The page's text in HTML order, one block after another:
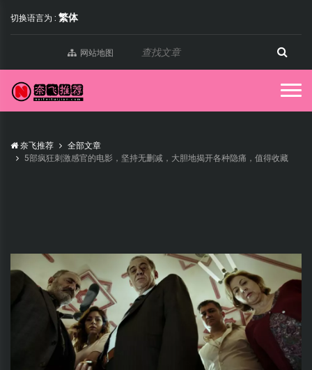
切换语言为 : 繁体
网站地图
奈飞推荐
全部文章
5部疯狂刺激感官的电影，坚持无删减，大胆地揭开各种隐痛，值得收藏